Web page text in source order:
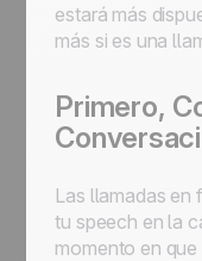
estará más
más si es una
Primero,
Las llamadas en
tu speech en la
momento en